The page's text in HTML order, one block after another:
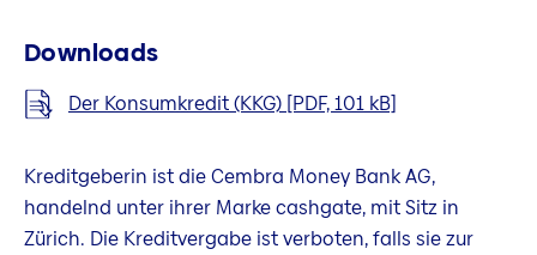
Downloads
Der Konsumkredit (KKG) [PDF, 101 kB]
Kreditgeberin ist die Cembra Money Bank AG,
handelnd unter ihrer Marke cashgate, mit Sitz in
Zürich. Die Kreditvergabe ist verboten, falls sie zur